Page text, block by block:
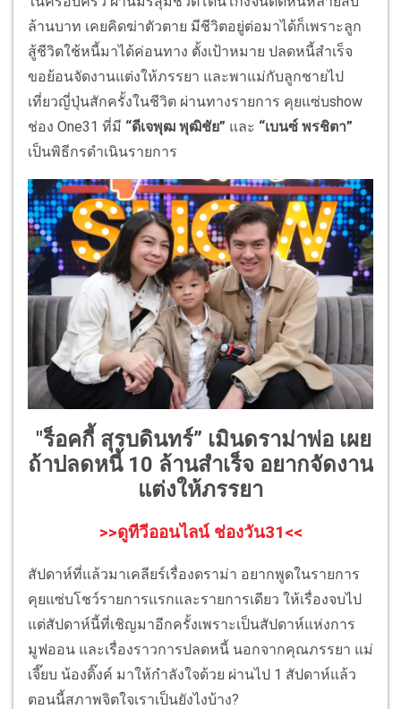
ล้านบาท เคยคิดฆ่าตัวตาย มีชีวิตอยู่ต่อมาได้ก็เพราะลูก
สู้ชีวิตใช้หนี้มาได้ค่อนทาง ตั้งเป้าหมาย ปลดหนี้สำเร็จ
ขอย้อนจัดงานแต่งให้ภรรยา และพาแม่กับลูกชายไป
เที่ยวญี่ปุ่นสักครั้งในชีวิต ผ่านทางรายการ คุยแซ่บshow
ช่อง One31 ที่มี “ดีเจพุฒ พุฒิชัย” และ “เบนซ์ พรชิตา”
เป็นพิธีกรดำเนินรายการ
"ร็อคกี้ สุรบดินทร์” เมินดราม่าพ่อ เผย
ถ้าปลดหนี้ 10 ล้านสำเร็จ อยากจัดงาน
แต่งให้ภรรยา
>>ดูทีวีออนไลน์ ช่องวัน31<<
สัปดาห์ที่แล้วมาเคลียร์เรื่องดราม่า อยากพูดในรายการ
คุยแซ่บโชว์รายการแรกและรายการเดียว ให้เรื่องจบไป
แต่สัปดาห์นี้ที่เชิญมาอีกครั้งเพราะเป็นสัปดาห์แห่งการ
มูฟออน และเรื่องราวการปลดหนี้ นอกจากคุณภรรยา แม่
เจี๊ยบ น้องดิ๊งค์ มาให้กำลังใจด้วย ผ่านไป 1 สัปดาห์แล้ว
ตอนนี้สภาพจิตใจเราเป็นยังไงบ้าง?